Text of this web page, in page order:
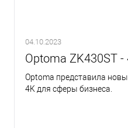
04.10.2023
Optoma ZK430ST
Optoma представила
4K для сферы бизнеса.